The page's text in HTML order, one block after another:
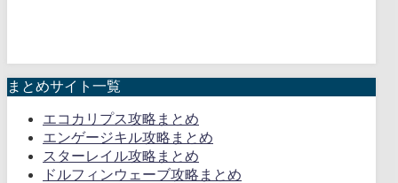
まとめサイト一覧
エコカリプス攻略まとめ
エンゲージキル攻略まとめ
スターレイル攻略まとめ
ドルフィンウェーブ攻略まとめ